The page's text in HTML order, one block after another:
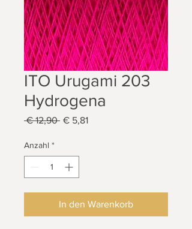
ITO Urugami 203
Hydrogena
€ 12,90 Standardpreis
€ 5,81Sale-
Anzahl *
In den Warenkorb